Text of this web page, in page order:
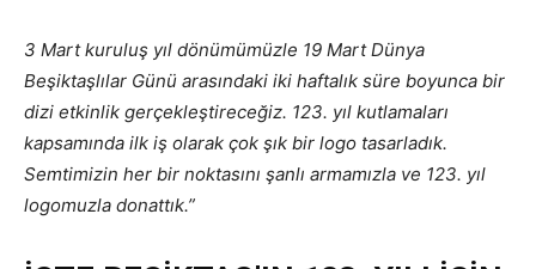
3 Mart kuruluş yıl dönümümüzle 19 Mart Dünya
Beşiktaşlılar Günü arasındaki iki haftalık süre boyunca bir
dizi etkinlik gerçekleştireceğiz. 123. yıl kutlamaları
kapsamında ilk iş olarak çok şık bir logo tasarladık.
Semtimizin her bir noktasını şanlı armamızla ve 123. yıl
logomuzla donattık.”